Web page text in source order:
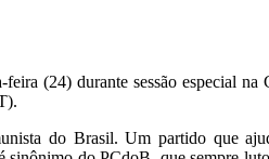
(24) durante sessão especial
do Brasil. Um partido que